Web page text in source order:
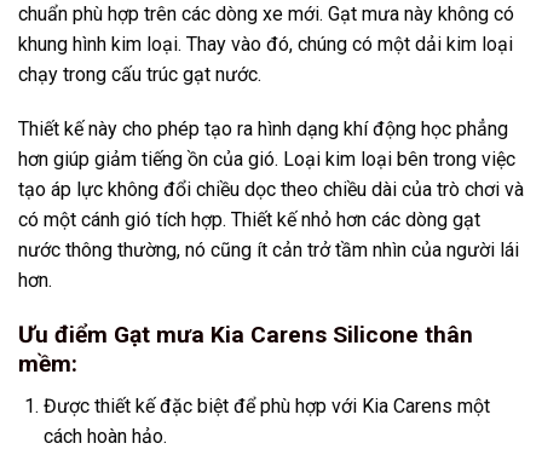
chuẩn phù hợp trên các dòng xe mới. Gạt mưa này không có
khung hình kim loại. Thay vào đó, chúng có một dải kim loại
chạy trong cấu trúc gạt nước.
Thiết kế này cho phép tạo ra hình dạng khí động học phẳng
hơn giúp giảm tiếng ồn của gió. Loại kim loại bên trong việc
tạo áp lực không đổi chiều dọc theo chiều dài của trò chơi và
có một cánh gió tích hợp. Thiết kế nhỏ hơn các dòng gạt
nước thông thường, nó cũng ít cản trở tầm nhìn của người lái
hơn.
Ưu điểm Gạt mưa Kia Carens Silicone thân
mềm:
Được thiết kế đặc biệt để phù hợp với Kia Carens một
cách hoàn hảo.